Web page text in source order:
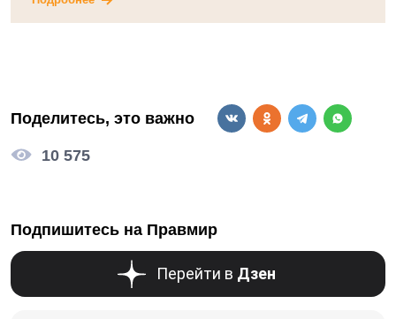
Поделитесь, это важно
10 575
Подпишитесь на Правмир
Перейти в Дзен